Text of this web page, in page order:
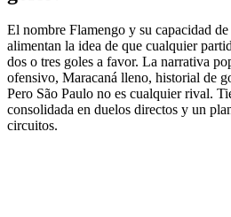
El nombre Flamengo y su capacidad
alimentan la idea de que cualquier
dos o tres goles a favor. La narrativa
ofensivo, Maracaná lleno, historial de
Pero São Paulo no es cualquier rival.
consolidada en duelos directos y un
circuitos.